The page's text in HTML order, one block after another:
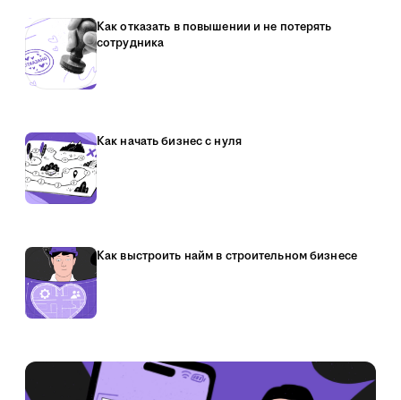
Как отказать в повышении и не потерять
сотрудника
Как начать бизнес с нуля
Как выстроить найм в строительном бизнесе